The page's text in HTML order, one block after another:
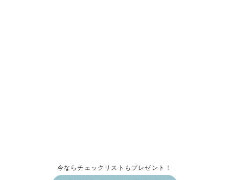
今ならチェックリストもプレゼント！